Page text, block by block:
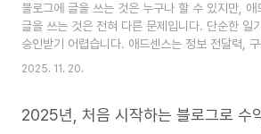
심입니다.하루 30분이라도 꾸준히 글을 쓰고, 키
문자 데이터를 분석하는 습관이 쌓이면 그 자체로
집니다.중요한 건 “지금 ..
블로그에 글을 쓰는 것은 누구나 할 수 있지만, 애
글을 쓰는 것은 전혀 다른 문제입니다. 단순한 일
승인받기 어렵습니다. 애드센스는 정보 전달력,
창성을 엄격히 평가합니다.이번 글에서는 2025년
히 글의 개수만 보는 것이 아니라, 글의 내용과 품
2025. 11. 20.